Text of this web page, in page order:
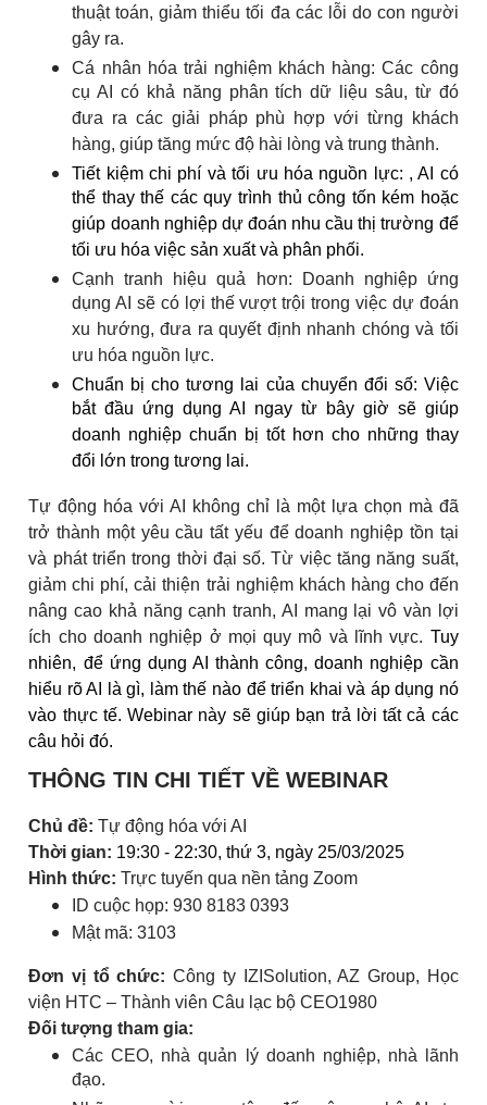
thuật toán, giảm thiểu tối đa các lỗi do con người
gây ra.
Cá nhân hóa trải nghiệm khách hàng: Các công
cụ AI có khả năng phân tích dữ liệu sâu, từ đó
đưa ra các giải pháp phù hợp với từng khách
hàng, giúp tăng mức độ hài lòng và trung thành.
Tiết kiệm chi phí và tối ưu hóa nguồn lực: , AI có
thể thay thế các quy trình thủ công tốn kém hoặc
giúp doanh nghiệp dự đoán nhu cầu thị trường để
tối ưu hóa việc sản xuất và phân phối.
Cạnh tranh hiệu quả hơn: Doanh nghiệp ứng
dụng AI sẽ có lợi thế vượt trội trong việc dự đoán
xu hướng, đưa ra quyết định nhanh chóng và tối
ưu hóa nguồn lực.
Chuẩn bị cho tương lai của chuyển đổi số: Việc
bắt đầu ứng dụng AI ngay từ bây giờ sẽ giúp
doanh nghiệp chuẩn bị tốt hơn cho những thay
đổi lớn trong tương lai.
Tự động hóa với AI không chỉ là một lựa chọn mà đã
trở thành một yêu cầu tất yếu để doanh nghiệp tồn tại
và phát triển trong thời đại số. Từ việc tăng năng suất,
giảm chi phí, cải thiện trải nghiệm khách hàng cho đến
nâng cao khả năng cạnh tranh, AI mang lại vô vàn lợi
ích cho doanh nghiệp ở mọi quy mô và lĩnh vực. Tuy
nhiên, để ứng dụng AI thành công, doanh nghiệp cần
hiểu rõ AI là gì, làm thế nào để triển khai và áp dụng nó
vào thực tế. Webinar này sẽ giúp bạn trả lời tất cả các
câu hỏi đó.
THÔNG TIN CHI TIẾT VỀ WEBINAR
Chủ đề: Tự động hóa với AI
Thời gian: 19:30 - 22:30, thứ 3, ngày 25/03/2025
Hình thức: Trực tuyến qua nền tảng Zoom
ID cuộc họp: 930 8183 0393
Mật mã: 3103
Đơn vị tổ chức:Công ty IZISolution, AZ Group, Học
viện HTC – Thành viên Câu lạc bộ CEO1980
Đối tượng tham gia:
Các CEO, nhà quản lý doanh nghiệp, nhà lãnh
đạo.